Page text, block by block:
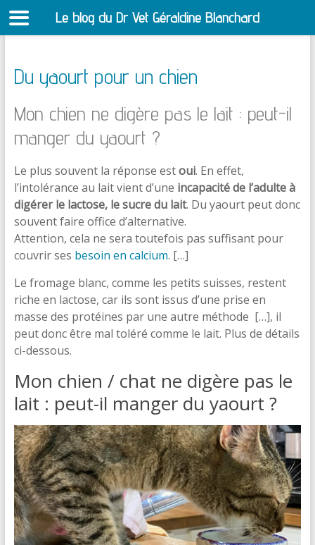
Du yaourt pour un chien
Mon chien ne digère pas le lait : peut-il
manger du yaourt ?
Le plus souvent la réponse estoui. En effet,
l’intolérance au lait vient d’une incapacité de l’adulte à
digérer le lactose, le sucre du lait. Du yaourt peut donc
souvent faire office d’alternative.
Attention, cela ne sera toutefois pas suffisant pour
couvrir ses besoin en calcium. […]
Le fromage blanc, comme les petits suisses, restent
riche en lactose, car ils sont issus d’une prise en
masse des protéines par une autre méthode […], il
peut donc être mal toléré comme le lait. Plus de détails
ci-dessous.
Mon chien / chat ne digère pas le
lait : peut-il manger du yaourt ?
Le blog du Dr Vet Géraldine Blanchard